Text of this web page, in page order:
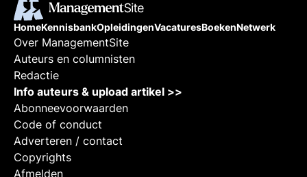
HomeKennisbankOpleidingenVacaturesBoekenNetwerk
Over ManagementSite
Auteurs en columnisten
Redactie
Info auteurs & upload artikel >>
Abonneevoorwaarden
Code of conduct
Adverteren / contact
Copyrights
Afmelden